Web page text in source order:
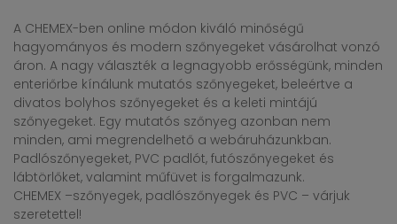
A CHEMEX-ben online módon kiváló minőségű
hagyományos és modern szőnyegeket vásárolhat vonzó
áron. A nagy választék a legnagyobb erősségünk, minden
enteriőrbe kínálunk mutatós szőnyegeket, beleértve a
divatos bolyhos szőnyegeket és a keleti mintájú
szőnyegeket. Egy mutatós szőnyeg azonban nem
minden, ami megrendelhető a webáruházunkban.
Padlószőnyegeket, PVC padlót, futószőnyegeket és
lábtörlőket, valamint műfüvet is forgalmazunk.
CHEMEX –szőnyegek, padlószőnyegek és PVC – várjuk
szeretettel!